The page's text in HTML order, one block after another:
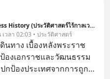
Timeless History (ประวัติศาสตร์ไร้กาลเวลา)
เวลา 02:03 • ประวัติศาสตร์
นทาง เบื้องหลังพระราช
งเอกราชและวัฒนธรรม
กป้องประเทศจากการถูก